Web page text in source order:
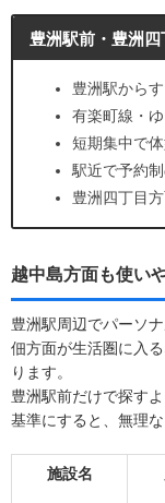
豊洲駅前・豊洲
豊洲駅から
有楽町線・
短期集中で
駅近で予約
豊洲四丁目
越中島方面も使い
豊洲駅周辺でパーソ
佃方面が生活圏に入
ります。
豊洲駅前だけで探すよ
基準にすると、無理
施設名